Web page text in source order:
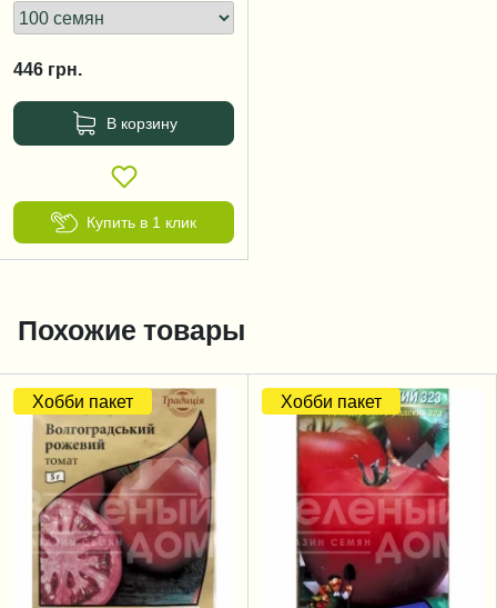
446 грн.
В корзину
Купить в 1 клик
Похожие товары
Хобби пакет Хобби пакет